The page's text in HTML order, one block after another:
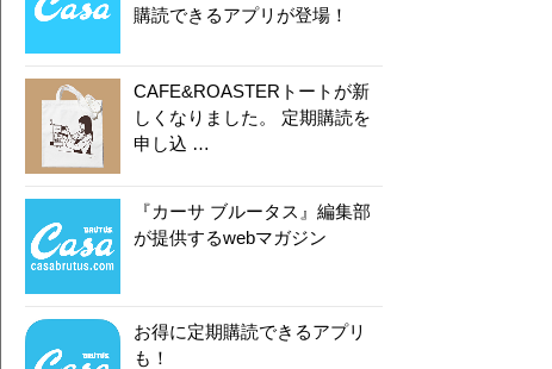
購読できるアプリが登場！
CAFE&ROASTERトートが新
しくなりました。 定期購読を
申し込 …
『カーサ ブルータス』編集部
が提供するwebマガジン
お得に定期購読できるアプリ
も！